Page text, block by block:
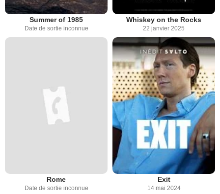
Summer of 1985
Date de sortie inconnue
Whiskey on the Rocks
22 janvier 2025
Rome
Date de sortie inconnue
Exit
14 mai 2024